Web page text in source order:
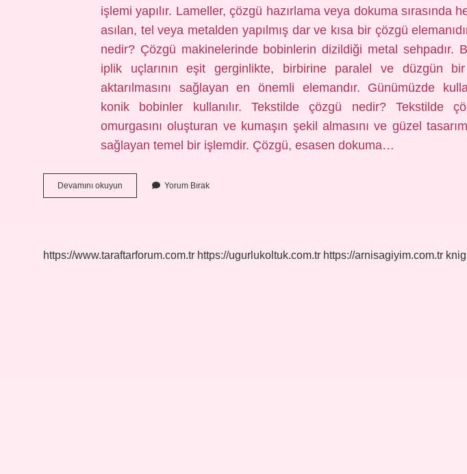
işlemi yapılır. Lameller, çözgü hazırlama veya dokuma sırasında
asılan, tel veya metalden yapılmış dar ve kısa bir çözgü
nedir? Çözgü makinelerinde bobinlerin dizildiği metal sehpadır.
iplik uçlarının eşit gerginlikte, birbirine paralel ve düzgün
aktarılmasını sağlayan en önemli elemandır. Günümüzde
konik bobinler kullanılır. Tekstilde çözgü nedir? Tekstilde
omurgasını oluşturan ve kumaşın şekil almasını ve güzel
sağlayan temel bir işlemdir. Çözgü, esasen dokuma…
Devamını okuyun Tekstilde
Kalba
Yorum Bırak
https://www.taraftarforum.com.tr https://ugurlukoltuk.com.tr https://arnisagiyim.com.tr